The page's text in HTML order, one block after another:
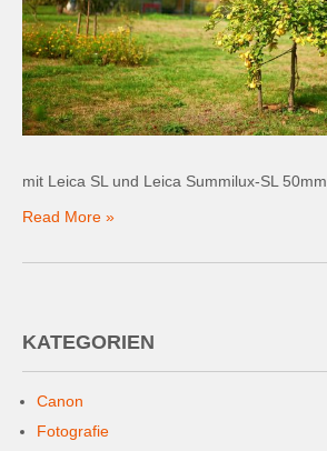
mit Leica SL und Leica Summilux-SL 50mm
Read More »
KATEGORIEN
Canon
Fotografie